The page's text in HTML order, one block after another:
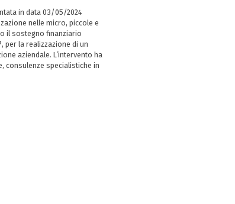
in data 03/05/2024
nelle micro, piccole e
il sostegno finanziario
per la realizzazione di un
aziendale. L’intervento ha
consulenze specialistiche in